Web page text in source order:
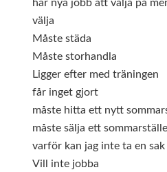
har nya jobb att välja på
välja
Måste städa
Måste storhandla
Ligger efter med träningen
får inget gjort
måste hitta ett nytt
måste sälja ett sommarställe
varför kan jag inte ta en sak
Vill inte jobba